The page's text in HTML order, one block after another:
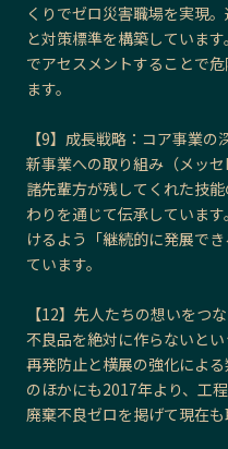
くりでゼロ災害職場を実現
と対策標準を構築していま
でアセスメントすることで
ます。
【9】成長戦略：コア事業
新事業への取り組み（メッセ
諸先輩方が残してくれた技
わりを通じて伝承していま
けるよう「継続的に発展で
ています。
【12】先人たちの想いをつ
不良品を絶対に作らないと
再発防止と横展の強化によ
のほかにも2017年より、工
廃棄不良ゼロを掲げて現在も